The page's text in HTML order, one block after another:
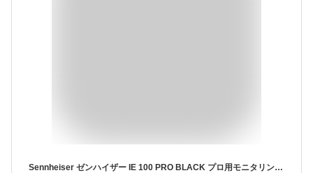
Sennheiser ゼンハイザー IE 100 PRO BLACK プロ用モニタリングイヤホン 黒 【国内正規品】 508940 カナル型 有線イヤホン